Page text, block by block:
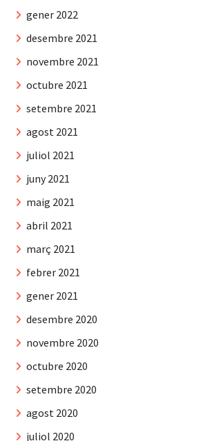
gener 2022
desembre 2021
novembre 2021
octubre 2021
setembre 2021
agost 2021
juliol 2021
juny 2021
maig 2021
abril 2021
març 2021
febrer 2021
gener 2021
desembre 2020
novembre 2020
octubre 2020
setembre 2020
agost 2020
juliol 2020